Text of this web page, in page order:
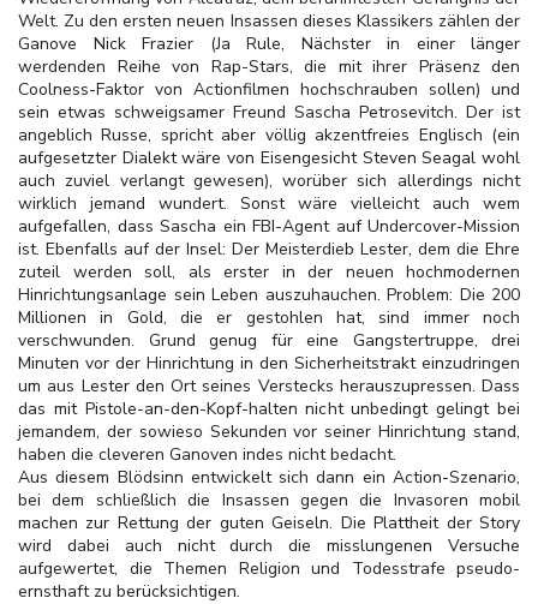
Welt. Zu den ersten neuen Insassen dieses Klassikers zählen der
Ganove Nick Frazier (Ja Rule, Nächster in einer länger
werdenden Reihe von Rap-Stars, die mit ihrer Präsenz den
Coolness-Faktor von Actionfilmen hochschrauben sollen) und
sein etwas schweigsamer Freund Sascha Petrosevitch. Der ist
angeblich Russe, spricht aber völlig akzentfreies Englisch (ein
aufgesetzter Dialekt wäre von Eisengesicht Steven Seagal wohl
auch zuviel verlangt gewesen), worüber sich allerdings nicht
wirklich jemand wundert. Sonst wäre vielleicht auch wem
aufgefallen, dass Sascha ein FBI-Agent auf Undercover-Mission
ist. Ebenfalls auf der Insel: Der Meisterdieb Lester, dem die Ehre
zuteil werden soll, als erster in der neuen hochmodernen
Hinrichtungsanlage sein Leben auszuhauchen. Problem: Die 200
Millionen in Gold, die er gestohlen hat, sind immer noch
verschwunden. Grund genug für eine Gangstertruppe, drei
Minuten vor der Hinrichtung in den Sicherheitstrakt einzudringen
um aus Lester den Ort seines Verstecks herauszupressen. Dass
das mit Pistole-an-den-Kopf-halten nicht unbedingt gelingt bei
jemandem, der sowieso Sekunden vor seiner Hinrichtung stand,
haben die cleveren Ganoven indes nicht bedacht.
Aus diesem Blödsinn entwickelt sich dann ein Action-Szenario,
bei dem schließlich die Insassen gegen die Invasoren mobil
machen zur Rettung der guten Geiseln. Die Plattheit der Story
wird dabei auch nicht durch die misslungenen Versuche
aufgewertet, die Themen Religion und Todesstrafe pseudo-
ernsthaft zu berücksichtigen.